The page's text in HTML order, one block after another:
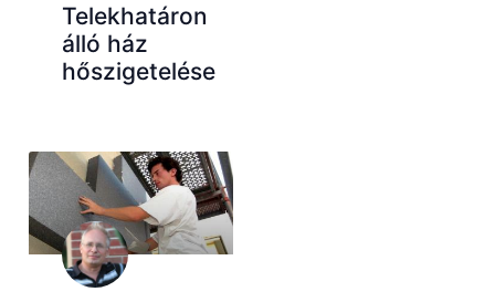
Telekhatáron
álló ház
hőszigetelése